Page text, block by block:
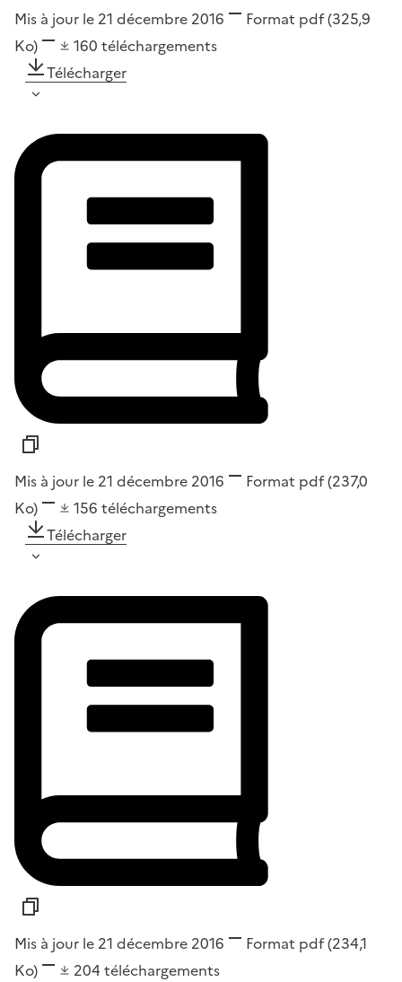
Mis à jour le 21 décembre 2016 Format pdf(325,9
Ko)
160 téléchargements
Télécharger
Mis à jour le 21 décembre 2016 Format pdf(237,0
Ko)
156 téléchargements
Télécharger
Mis à jour le 21 décembre 2016 Format pdf(234,1
Ko)
204 téléchargements